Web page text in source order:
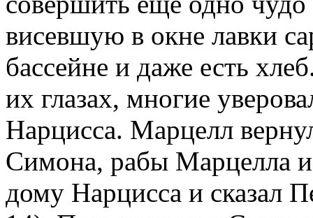
висевшую в окне лавки
бассейне и даже есть
их глазах, многие
Нарцисса. Марцелл
Симона, рабы Марцелла
дому Нарцисса и сказал